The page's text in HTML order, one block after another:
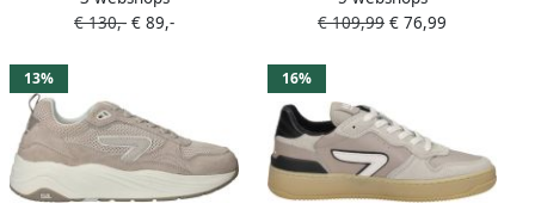
Dames
€ 130,- € 89,-
€ 109,99 € 76,99
13% 16%